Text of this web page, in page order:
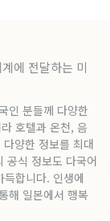
에 전달하는 미
인 분들께 다양한
호텔과 온천, 음
양한 정보를 최대
공식 정보도 다국어
합니다. 인생에
해 일본에서 행복